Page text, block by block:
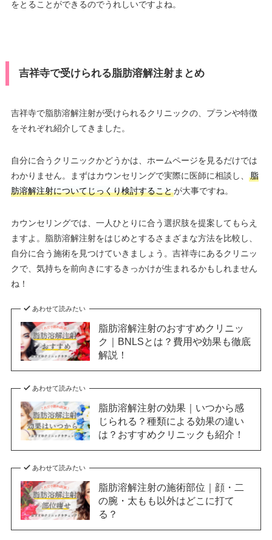
をとることができるのでうれしいですよね。
吉祥寺で受けられる脂肪溶解注射まとめ
吉祥寺で脂肪溶解注射が受けられるクリニックの、プランや特徴
をそれぞれ紹介してきました。
自分に合うクリニックかどうかは、ホームページを見るだけでは
わかりません。まずはカウンセリングで実際に医師に相談し、
脂
肪溶解注射についてじっくり検討することが大事ですね。
カウンセリングでは、一人ひとりに合う選択肢を提案してもらえ
ますよ。脂肪溶解注射をはじめとするさまざまな方法を比較し、
自分に合う施術を見つけていきましょう。吉祥寺にあるクリニッ
クで、気持ちを前向きにするきっかけが生まれるかもしれません
ね！
あわせて読みたい
脂肪溶解注射のおすすめクリニッ
ク｜BNLSとは？費用や効果も徹底
解説！
あわせて読みたい
脂肪溶解注射の効果｜いつから感
じられる？種類による効果の違い
は？おすすめクリニックも紹介！
あわせて読みたい
脂肪溶解注射の施術部位｜顔・二
の腕・太もも以外はどこに打て
る？